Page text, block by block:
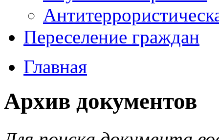
Переселение граждан
Главная
Архив документов